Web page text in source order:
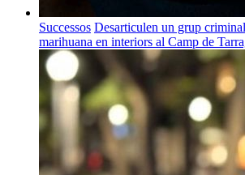
Successos Desarticulen un grup
marihuana en interiors al Camp de